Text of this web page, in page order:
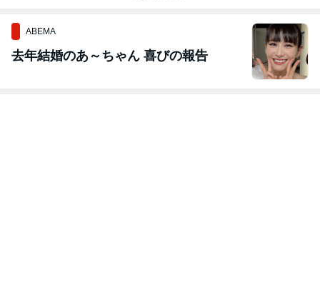
ABEMA
去年結婚のあ～ちゃん 喜びの報告